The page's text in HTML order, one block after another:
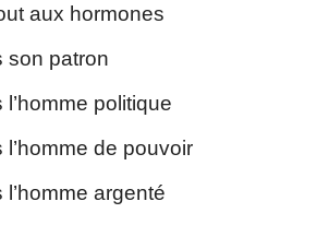
aux hormones
son patron
l’homme politique
l’homme de pouvoir
l’homme argenté